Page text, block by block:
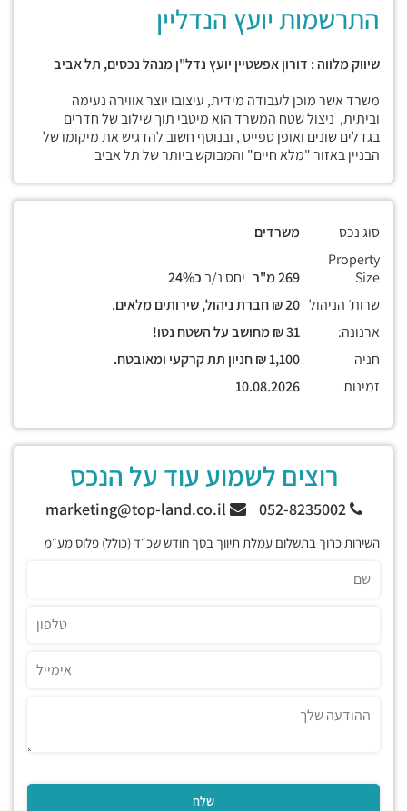
התרשמות יועץ הנדליין
שיווק מלווה : דורון אפשטיין יועץ נדל"ן מנהל נכסים, תל אביב
משרד אשר מוכן לעבודה מידית, עיצובו יוצר אווירה נעימה
וביתית, ניצול שטח המשרד הוא מיטבי תוך שילוב של חדרים
בגדלים שונים ואופן ספייס , ובנוסף חשוב להדגיש את מיקומו של
הבניין באזור "מלא חיים" והמבוקש ביותר של תל אביב
סוג נכס
משרדים
Property
Size
יחס נ/בכ24%
שרות׳ הניהול
ארנונה:
חניה
זמינות
רוצים לשמוע עוד על הנכס
052-8235002
השירות כרוך בתשלום עמלת תיווך בסך חודש שכ״ד (כולל) פלוס מע״מ